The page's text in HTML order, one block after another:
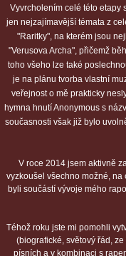
Vyvrcholením celé této etapy
jen nejzajímavější témata z
"Raritky", na kterém jsou
"Verusova Archa", přičemž
toho všeho lze také
je na plánu tvorba vlastní
veřejnost o mě prakticky
hymna hnutí Anonymous s
současnosti však již bylo
V roce 2014 jsem aktivně
vyzkoušel všechno možné, na
byli součástí vývoje mého
Téhož roku jste mi pomohli
(biografické, světový řád,
písních a v kombinaci s